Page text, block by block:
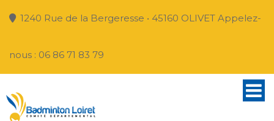
1240 Rue de la Bergeresse • 45160 OLIVET Appelez-
nous : 06 86 71 83 79